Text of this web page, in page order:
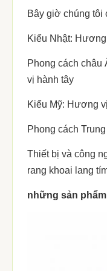
Số lượng: 20
MOQ
Thời gian giao
Điều khoản
thanh toán:
Mẫu:
Bây giờ chúng tôi
Kiểu Nhật:
Phong cách
vị hành tây
Kiểu Mỹ: Hương
Phong cách
Thiết bị và công
rang khoai lang
những sản